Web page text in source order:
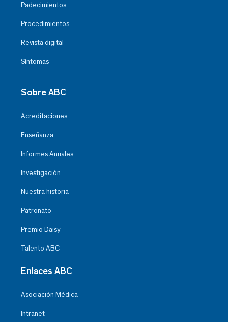
Padecimientos
Procedimientos
Revista digital
Síntomas
Sobre ABC
Acreditaciones
Enseñanza
Informes Anuales
Investigación
Nuestra historia
Patronato
Premio Daisy
Talento ABC
Enlaces ABC
Asociación Médica
Intranet